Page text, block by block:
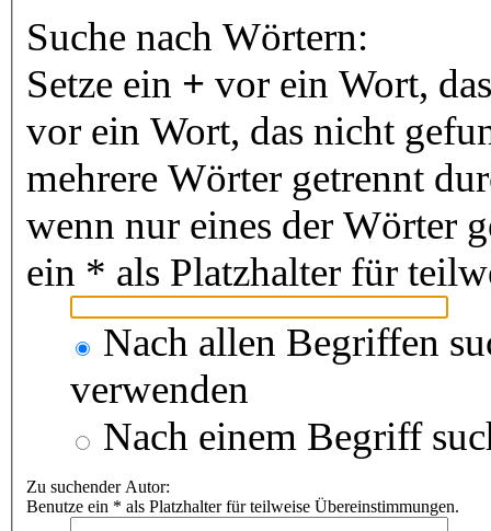
Suche nach Wörtern:
Setze ein + vor ein Wort,
vor ein Wort, das nicht
mehrere Wörter getrennt
wenn nur eines der Wörter
ein * als Platzhalter für
Nach allen Begriffen
verwenden
Nach einem Begriff
Zu suchender Autor:
Benutze ein * als Platzhalter für teilweise Übereinstimmungen.